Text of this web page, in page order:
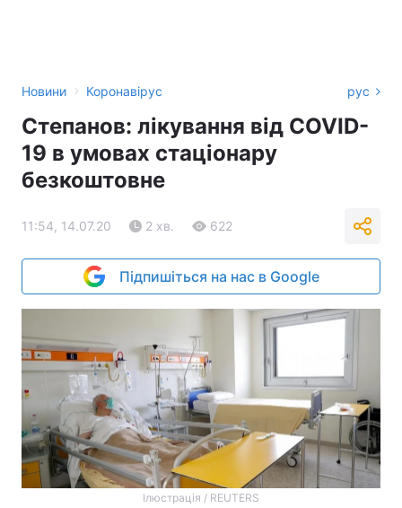
Новини › Коронавірус рус
Степанов: лікування від COVID-
19 в умовах стаціонару
безкоштовне
11:54, 14.07.20 2 хв. 622
Підпишіться на нас в Google
Ілюстрація / REUTERS